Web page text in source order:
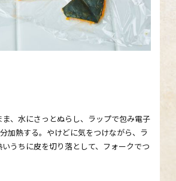
、水にさっとぬらし、ラップで包み電子
加熱する。やけどに気をつけながら、ラ
うちに皮を切り落として、フォークでつ